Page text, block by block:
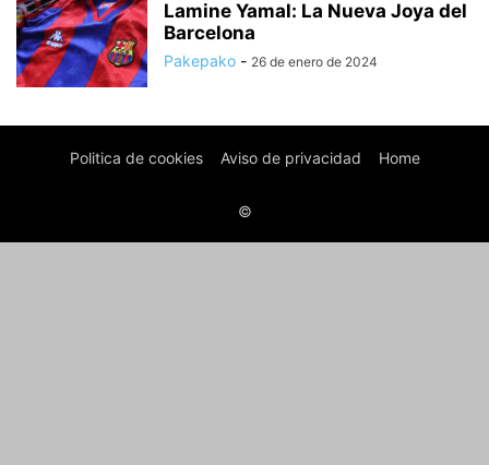
Lamine Yamal: La Nueva Joya del
Barcelona
Pakepako - 26 de enero de 2024
Politica de cookies Aviso de privacidad Home
©